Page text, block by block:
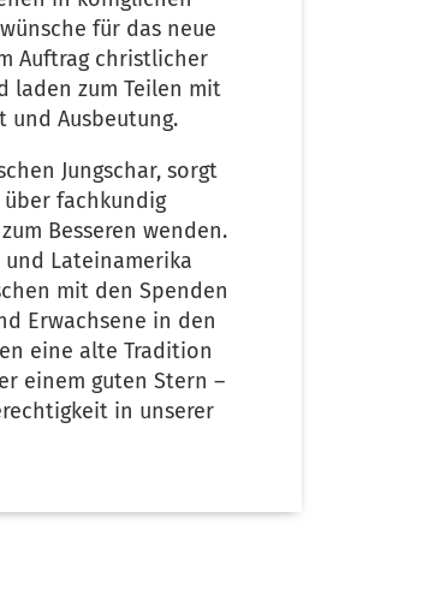
für das neue
Auftrag christlicher
laden zum Teilen mit
und Ausbeutung.
Jungschar, sorgt
fachkundig
Besseren wenden.
Lateinamerika
mit den Spenden
Erwachsene in den
eine alte Tradition
einem guten Stern –
in unserer